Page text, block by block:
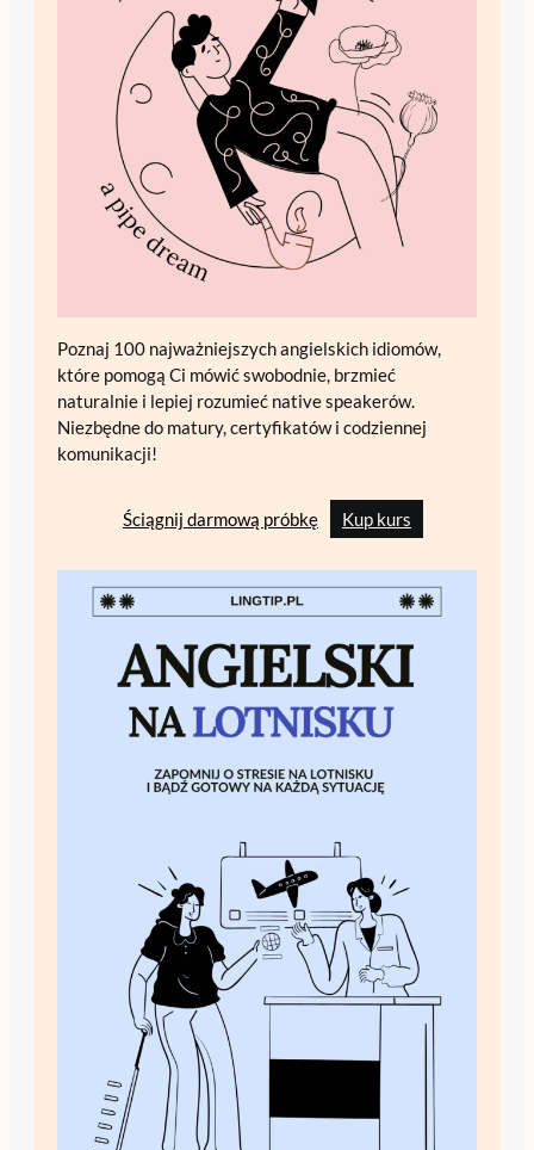
Poznaj 100 najważniejszych angielskich idiomów,
które pomogą Ci mówić swobodnie, brzmieć
naturalnie i lepiej rozumieć native speakerów.
Niezbędne do matury, certyfikatów i codziennej
komunikacji!
Ściągnij darmową próbkę Kup kurs